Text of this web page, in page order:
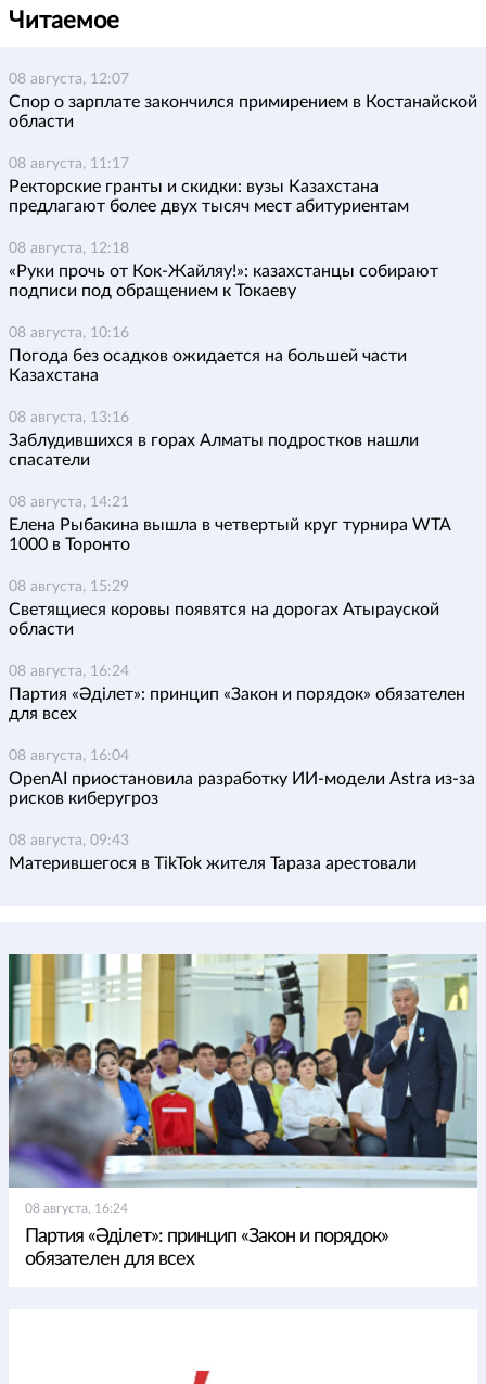
Читаемое
08 августа, 12:07
Спор о зарплате закончился примирением в Костанайской
области
08 августа, 11:17
Ректорские гранты и скидки: вузы Казахстана
предлагают более двух тысяч мест абитуриентам
08 августа, 12:18
«Руки прочь от Кок-Жайляу!»: казахстанцы собирают
подписи под обращением к Токаеву
08 августа, 10:16
Погода без осадков ожидается на большей части
Казахстана
08 августа, 13:16
Заблудившихся в горах Алматы подростков нашли
спасатели
08 августа, 14:21
Елена Рыбакина вышла в четвертый круг турнира WTA
1000 в Торонто
08 августа, 15:29
Светящиеся коровы появятся на дорогах Атырауской
области
08 августа, 16:24
Партия «Әділет»: принцип «Закон и порядок» обязателен
для всех
08 августа, 16:04
OpenAI приостановила разработку ИИ-модели Astra из-за
рисков киберугроз
08 августа, 09:43
Матерившегося в TikTok жителя Тараза арестовали
08 августа, 16:24
Партия «Әділет»: принцип «Закон и порядок»
обязателен для всех